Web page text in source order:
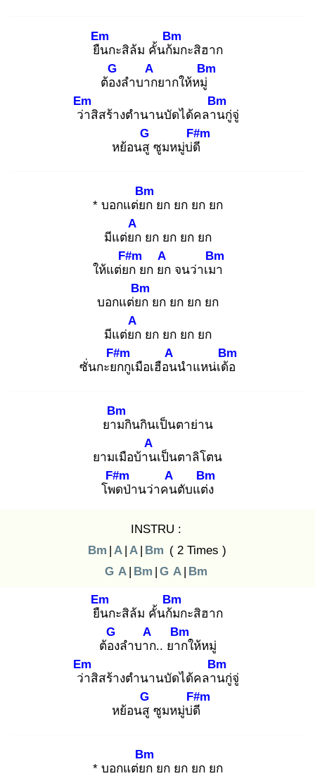
ยืน
Em
กะสิล้ม คั้นก้ม
Bm
กะสิฮาก
ต้อง
G
ลำบาก
A
ยากให้หมู่
Bm
ว่า
Em
สิสร้างตำนานบัดได้คลาน
Bm
กู่จู่
หย้อนสู
G
ซูมหมู่บ่ดี
F#m
* บอกแต่ยก
Bm
ยก ยก ยก ยก
มีแต่ยก
A
ยก ยก ยก ยก
ให้แต่ยก
F#m
ยก ยก
A
จนว่าเมา
Bm
บอกแต่ยก
Bm
ยก ยก ยก ยก
มีแต่ยก
A
ยก ยก ยก ยก
ซั่นกะยก
F#m
กูเมือเฮือน
A
นำแหน่เด้อ
Bm
ยาม
Bm
กินกินเป็นตาย่าน
ยามเมือบ้าน
A
เป็นตาลิโตน
โพด
F#m
ป่านว่าคน
A
ตับแต่ง
Bm
INSTRU :
Bm | A | A | Bm ( 2 Times )
G A | Bm | G A | Bm
ยืน
Em
กะสิล้ม คั้นก้ม
Bm
กะสิฮาก
ต้อง
G
ลำบาก
A
.. ยาก
Bm
ให้หมู่
ว่า
Em
สิสร้างตำนานบัดได้คลาน
Bm
กู่จู่
หย้อนสู
G
ซูมหมู่บ่ดี
F#m
* บอกแต่ยก
Bm
ยก ยก ยก ยก